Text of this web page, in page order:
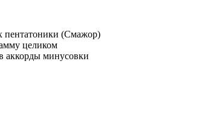
пентатоники (Смажор)
целиком
аккорды минусовки